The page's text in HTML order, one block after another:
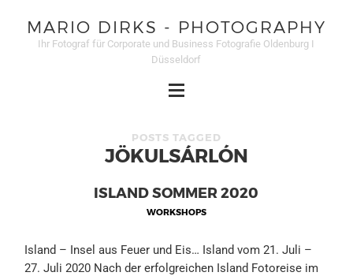
MARIO DIRKS - PHOTOGRAPHY
Ihr Fotograf für Corporate und Business Fotografie Oldenburg I
Düsseldorf
POSTS TAGGED
JÖKULSÁRLÓN
ISLAND SOMMER 2020
WORKSHOPS
Island – Insel aus Feuer und Eis… Island vom 21. Juli –
27. Juli 2020 Nach der erfolgreichen Island Fotoreise im